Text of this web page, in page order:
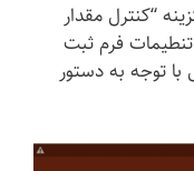
“کنترل مقدار
فرم ثبت
توجه به دستور